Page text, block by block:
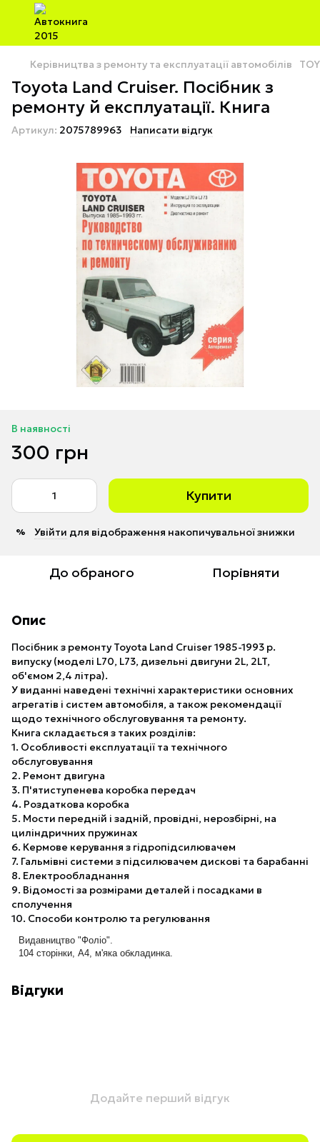
Керівництва з ремонту та експлуатації автомобілів
Toyota Land Cruiser. Посібник з
ремонту й експлуатації. Книга
Артикул: 2075789963 Написати відгук
В наявності
300 грн
Купити
% Увійти для відображення накопичувальної знижки
До обраного Порівняти
Опис
Посібник з ремонту Toyota Land Cruiser 1985-1993 р.
випуску (моделі L70, L73, дизельні двигуни 2L, 2LT,
об'ємом 2,4 літра).
У виданні наведені технічні характеристики основних
агрегатів і систем автомобіля, а також рекомендації
щодо технічного обслуговування та ремонту.
Книга складається з таких розділів:
1. Особливості експлуатації та технічного
обслуговування
2. Ремонт двигуна
3. П'ятиступенева коробка передач
4. Роздаткова коробка
5. Мости передній і задній, провідні, нерозбірні, на
циліндричних пружинах
6. Кермове керування з гідропідсилювачем
7. Гальмівні системи з підсилювачем дискові та барабанні
8. Електрообладнання
9. Відомості за розмірами деталей і посадками в
сполучення
10. Способи контролю та регулювання
Видавництво "Фоліо".
104 сторінки, А4, м'яка обкладинка.
Відгуки
Додайте перший відгук